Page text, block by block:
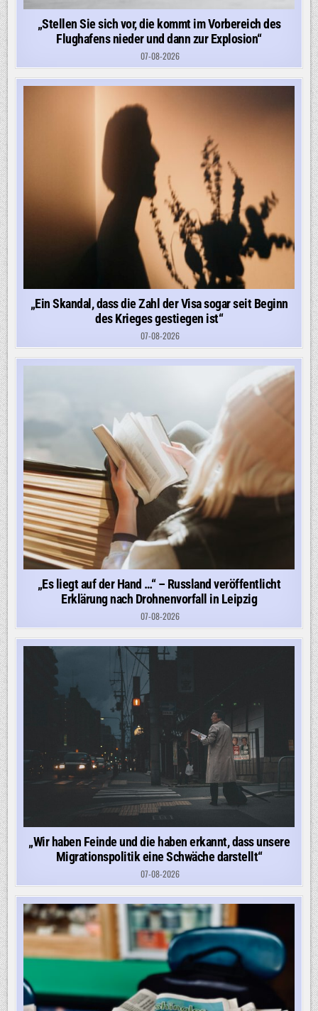
„Stellen Sie sich vor, die kommt im Vorbereich des
Flughafens nieder und dann zur Explosion“
07-08-2026
„Ein Skandal, dass die Zahl der Visa sogar seit Beginn
des Krieges gestiegen ist“
07-08-2026
„Es liegt auf der Hand …“ – Russland veröffentlicht
Erklärung nach Drohnenvorfall in Leipzig
07-08-2026
„Wir haben Feinde und die haben erkannt, dass unsere
Migrationspolitik eine Schwäche darstellt“
07-08-2026